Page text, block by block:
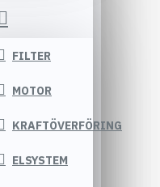
FILTER
MOTOR
KRAFTÖVERFÖRING
ELSYSTEM